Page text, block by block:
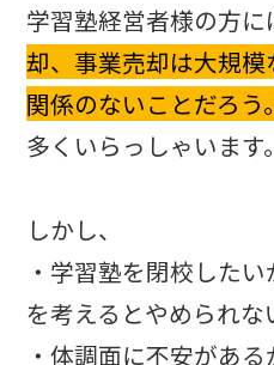
学習塾経営者様の方に
却、事業売却は大規
関係のないことだろう
多くいらっしゃいます。
しかし、
・学習塾を閉校した
を考えるとやめられな
・体調面に不安があ